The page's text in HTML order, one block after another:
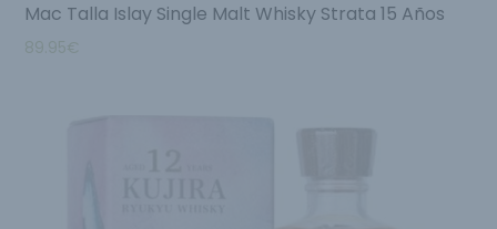
Mac Talla Islay Single Malt Whisky Strata 15 Años
89.95€